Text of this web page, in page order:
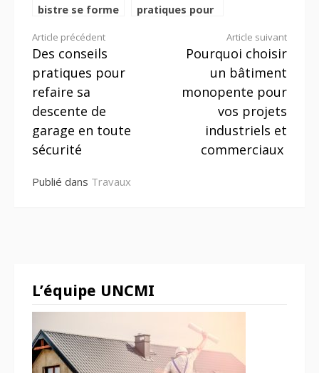
bistre se forme
en plusieurs
semaines dans
les cheminées
pratiques pour
garage en
Lire
la
suite
Article précédent
Des conseils
pratiques pour
refaire sa
descente de
garage en toute
sécurité
Article suivant
Pourquoi choisir
un bâtiment
monopente pour
vos projets
industriels et
commerciaux
Publié dans Travaux
L’équipe UNCMI